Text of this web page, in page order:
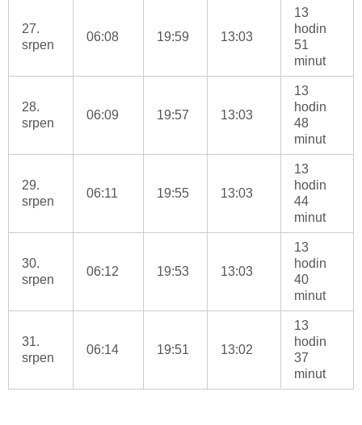
27.
srpen
06:08 19:59 13:03
13
hodin
51
minut
28.
srpen
06:09 19:57 13:03
13
hodin
48
minut
29.
srpen
06:11 19:55 13:03
13
hodin
44
minut
30.
srpen
06:12 19:53 13:03
13
hodin
40
minut
31.
srpen
06:14 19:51 13:02
13
hodin
37
minut